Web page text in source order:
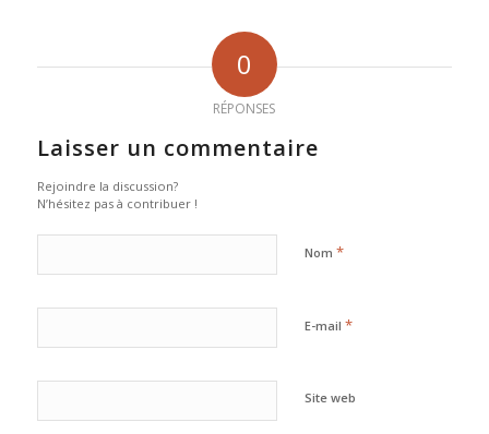
0
RÉPONSES
Laisser un commentaire
Rejoindre la discussion?
N’hésitez pas à contribuer !
Nom *
E-mail *
Site web